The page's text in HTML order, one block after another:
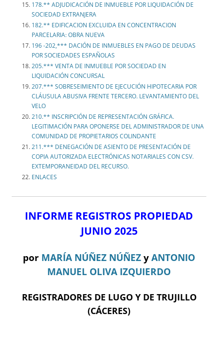
178.** ADJUDICACIÓN DE INMUEBLE POR LIQUIDACIÓN DE
SOCIEDAD EXTRANJERA
182.** EDIFICACION EXCLUIDA EN CONCENTRACION
PARCELARIA: OBRA NUEVA
196 -202,*** DACIÓN DE INMUEBLES EN PAGO DE DEUDAS
POR SOCIEDADES ESPAÑOLAS
205.*** VENTA DE INMUEBLE POR SOCIEDAD EN
LIQUIDACIÓN CONCURSAL
207.*** SOBRESEIMIENTO DE EJECUCIÓN HIPOTECARIA POR
CLÁUSULA ABUSIVA FRENTE TERCERO. LEVANTAMIENTO DEL
VELO
210.** INSCRIPCIÓN DE REPRESENTACIÓN GRÁFICA.
LEGITIMACIÓN PARA OPONERSE DEL ADMINISTRADOR DE UNA
COMUNIDAD DE PROPIETARIOS COLINDANTE
211.*** DENEGACIÓN DE ASIENTO DE PRESENTACIÓN DE
COPIA AUTORIZADA ELECTRÓNICAS NOTARIALES CON CSV.
EXTEMPORANEIDAD DEL RECURSO.
ENLACES
INFORME REGISTROS PROPIEDAD
JUNIO 2025
por MARÍA NÚÑEZ NÚÑEZ y ANTONIO
MANUEL OLIVA IZQUIERDO
REGISTRADORES DE LUGO Y DE TRUJILLO
(CÁCERES)